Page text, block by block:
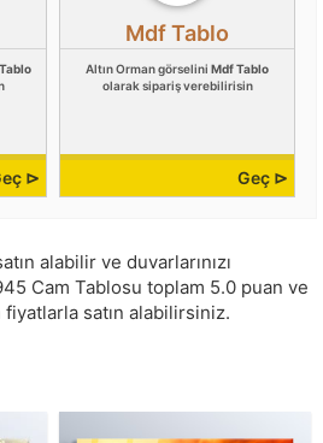
⊳
Mdf Tablo
Altın Orman görselini Mdf Tablo
olarak sipariş verebilirisin
Geç ⊳
alabilir ve duvarlarınızı
Cam Tablosu toplam 5.0 puan ve
satın alabilirsiniz.